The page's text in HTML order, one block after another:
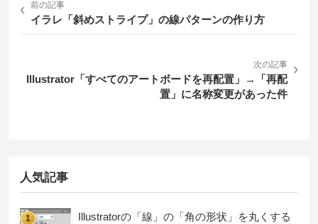
‹ 前の記事
イラレ「斜めストライプ」の線パターンの作り方
次の記事
Illustrator「すべてのアートボードを再配置」→「再配
置」に名称変更があった件
›
人気記事
1
Illustratorの「線」の「角の形状」を丸くする